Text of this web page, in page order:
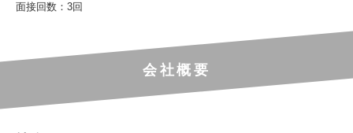
面接回数：3回
会社概要